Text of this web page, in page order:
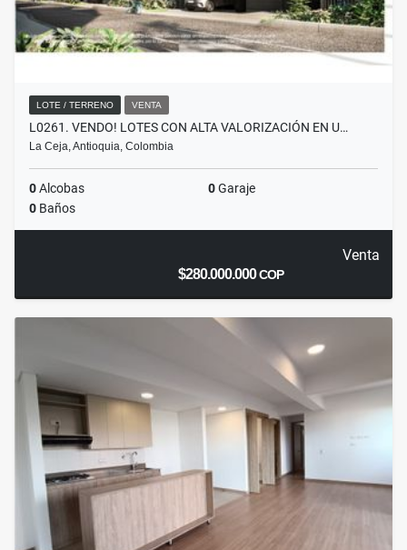
LOTE / TERRENO VENTA
L0261. VENDO! LOTES CON ALTA VALORIZACIÓN EN U…
La Ceja, Antioquia, Colombia
0Alcobas 0Garaje
0 Baños
Venta
$280.000.000COP